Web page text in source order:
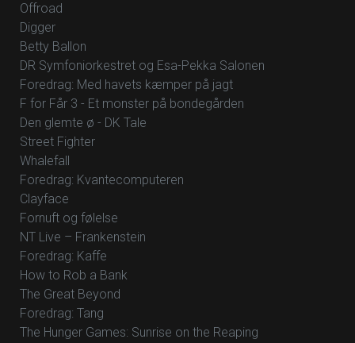
Offroad
Digger
Betty Ballon
DR Symfoniorkestret og Esa-Pekka Salonen
Foredrag: Med havets kæmper på jagt
F for Får 3 - Et monster på bondegården
Den glemte ø - DK Tale
Street Fighter
Whalefall
Foredrag: Kvantecomputeren
Clayface
Fornuft og følelse
NT Live – Frankenstein
Foredrag: Kaffe
How to Rob a Bank
The Great Beyond
Foredrag: Tang
The Hunger Games: Sunrise on the Reaping